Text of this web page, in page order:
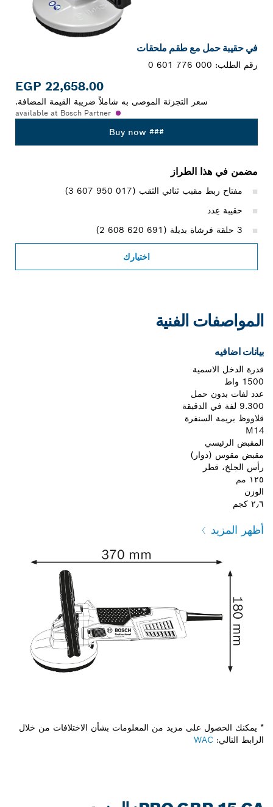
في حقيبة حمل مع طقم ملحقات
رقم الطلب:0 601 776 000
22,658.00 EGP
سعر التجزئة الموصى به شاملاً ضريبة القيمة المضافة.
available at Bosch Partner
### Buy now
مضمن في هذا الطراز
مفتاح ربط مقبب ثنائي الثقب (‎3 607 950 017)
حقيبة عِدد
اختيارك
المواصفات الفنية
بيانات اضافيه
قدرة الدخل الاسمية
1500 واط
عدد لفات بدون حمل
9.300 لفة في الدقيقة
قلاووظ بريمة السنفرة
M14
المقبض الرئيسي
مقبض مقوس (دوار)
رأس الجلخ، قطر
١٢٥ مم
الوزن
٢٫٦ كجم
أظهر المزيد
* يمكنك الحصول على مزيد من المعلومات بشأن الاختلافات من خلال
الرابط التالي: WAC